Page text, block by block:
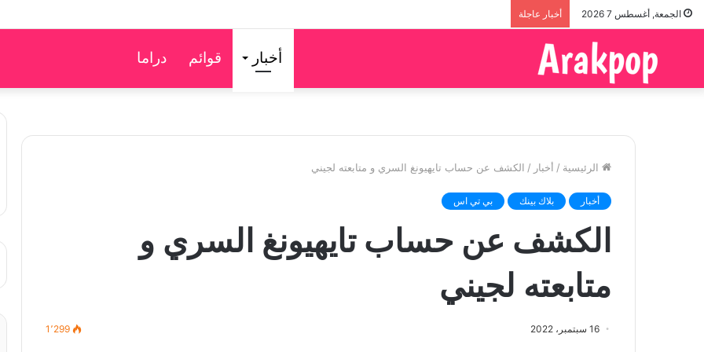
الجمعة, أغسطس 7 2026 أخبار عاجلة
أخبار قوائم دراما
الرئيسية / أخبار / الكشف عن حساب تايهيونغ السري و متابعته لجيني
أخبار بلاك بينك بي تي اس
الكشف عن حساب تايهيونغ السري و
متابعته لجيني
16 سبتمبر، 2022 1٬299